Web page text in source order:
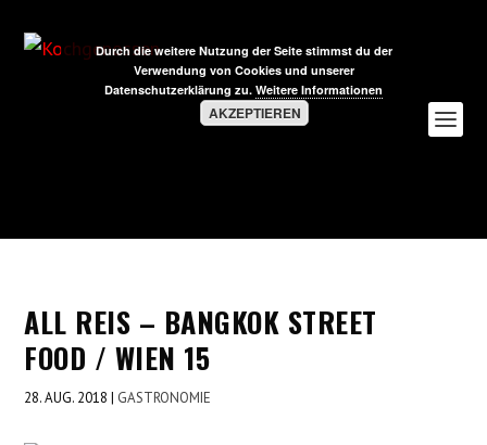
ALL REIS – BANGKOK STREET
FOOD / WIEN 15
28. AUG. 2018 | GASTRONOMIE
Durch die weitere Nutzung der Seite stimmst du der
Verwendung von Cookies und unserer
Datenschutzerklärung zu. Weitere Informationen
AKZEPTIEREN